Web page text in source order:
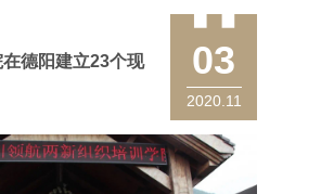
03
2020.11
德阳建立23个现